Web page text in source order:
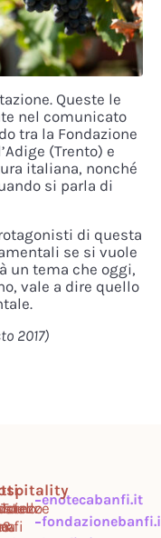
Queste le
nel comunicato
tra la Fondazione
(Trento) e
italiana, nonché
si parla di
di questa
se si vuole
un tema che oggi,
vale a dire quello
2017)
Tour
&
enotecabanfi.it